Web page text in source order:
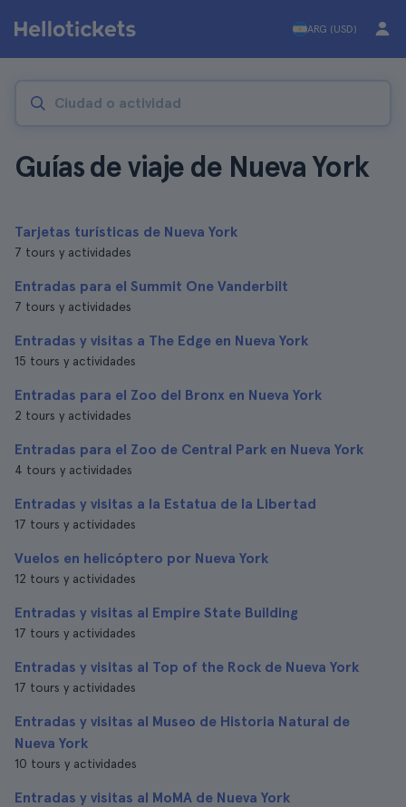
ARG (USD)
Guías de viaje de Nueva York
Tarjetas turísticas de Nueva York
7 tours y actividades
Entradas para el Summit One Vanderbilt
7 tours y actividades
Entradas y visitas a The Edge en Nueva York
15 tours y actividades
Entradas para el Zoo del Bronx en Nueva York
2 tours y actividades
Entradas para el Zoo de Central Park en Nueva York
4 tours y actividades
Entradas y visitas a la Estatua de la Libertad
17 tours y actividades
Vuelos en helicóptero por Nueva York
12 tours y actividades
Entradas y visitas al Empire State Building
17 tours y actividades
Entradas y visitas al Top of the Rock de Nueva York
17 tours y actividades
Entradas y visitas al Museo de Historia Natural de
Nueva York
10 tours y actividades
Entradas y visitas al MoMA de Nueva York